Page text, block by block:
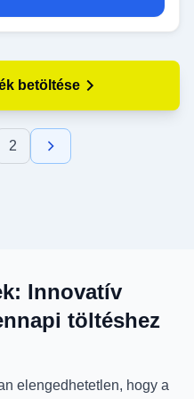
betöltése
2
Innovatív
töltéshez
elengedhetetlen, hogy a